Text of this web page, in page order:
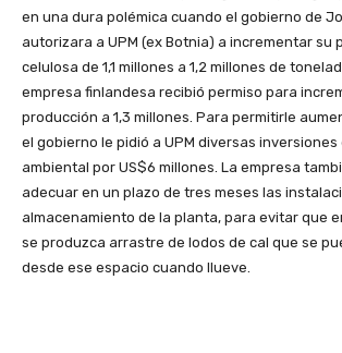
en una dura polémica cuando el gobierno de
autorizara a UPM (ex Botnia) a incrementar su
celulosa de 1,1 millones a 1,2 millones de
empresa finlandesa recibió permiso para
producción a 1,3 millones. Para permitirle
el gobierno le pidió a UPM diversas
ambiental por US$6 millones. La empresa
adecuar en un plazo de tres meses las
almacenamiento de la planta, para evitar que
se produzca arrastre de lodos de cal que se
desde ese espacio cuando llueve.